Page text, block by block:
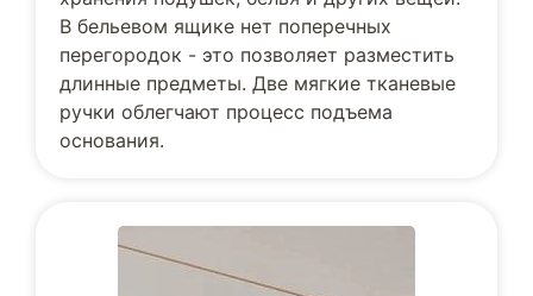
В бельевом ящике нет поперечных
перегородок - это позволяет разместить
длинные предметы. Две мягкие тканевые
ручки облегчают процесс подъема
основания.